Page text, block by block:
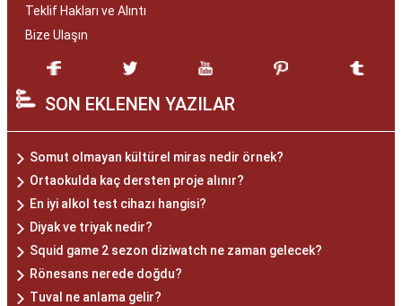
Teklif Hakları ve Alıntı
Bize Ulaşın
SON EKLENEN YAZILAR
Somut olmayan kültürel miras nedir örnek?
Ortaokulda kaç dersten proje alınır?
En iyi alkol test cihazı hangisi?
Diyak ve triyak nedir?
Squid game 2 sezon diziwatch ne zaman gelecek?
Rönesans nerede doğdu?
Tuval ne anlama gelir?